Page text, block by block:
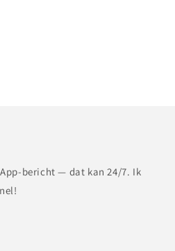
bericht — dat kan 24/7. Ik